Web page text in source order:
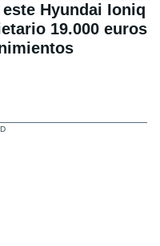
Hyundai Ioniq
19.000 euros